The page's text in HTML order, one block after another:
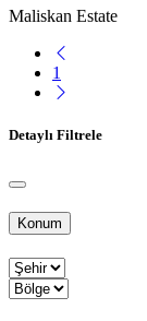
Maliskan Estate
1
Detaylı Filtrele
Konum